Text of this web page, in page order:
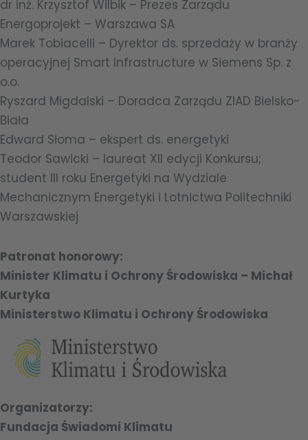
dr inż. Krzysztof Wilbik – Prezes Zarządu
Energoprojekt – Warszawa SA
Marek Tobiacelli – Dyrektor ds. sprzedaży w branży
operacyjnej Smart Infrastructure w Siemens Sp. z
o.o.
Ryszard Migdalski – Doradca Zarządu ZIAD Bielsko-
Biała
Edward Słoma – ekspert ds. energetyki
Teodor Sawicki – laureat XII edycji Konkursu;
student III roku Energetyki na Wydziale
Mechanicznym Energetyki i Lotnictwa Politechniki
Warszawskiej
Patronat honorowy:
Minister Klimatu i Ochrony Środowiska – Michał
Kurtyka
Ministerstwo Klimatu i Ochrony Środowiska
Organizatorzy:
Fundacja Świadomi Klimatu